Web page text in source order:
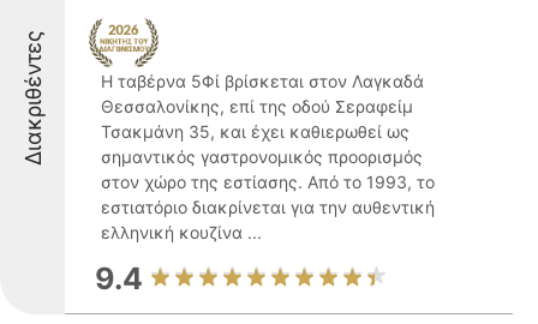
Διακριθέντες
Η ταβέρνα 5Φί βρίσκεται στον Λαγκαδά
Θεσσαλονίκης, επί της οδού Σεραφείμ
Τσακμάνη 35, και έχει καθιερωθεί ως
σημαντικός γαστρονομικός προορισμός
στον χώρο της εστίασης. Από το 1993, το
εστιατόριο διακρίνεται για την αυθεντική
ελληνική κουζίνα ...
9.4